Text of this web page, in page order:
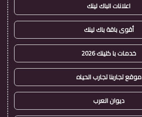
اعلانات الباك لينك
أقوى باقة باك لينك
خدمات با كلينك 2026
موقع تجاربنا تجارب الحياه
ديوان العرب